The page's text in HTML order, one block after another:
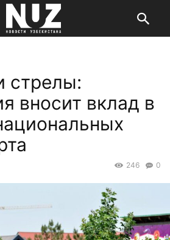
стрелы:
вносит вклад в
0
246